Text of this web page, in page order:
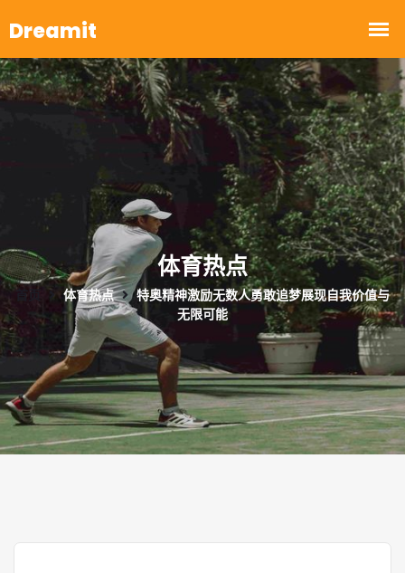
体育热点
首页 体育热点
特奥精神激励无数人勇敢追梦展现自我价值与
无限可能